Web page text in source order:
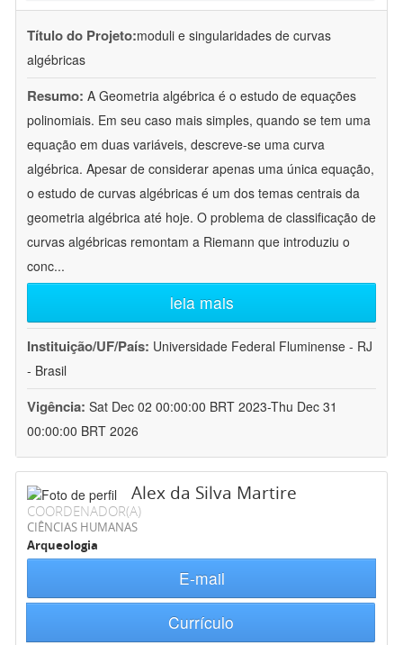
Título do Projeto:moduli e singularidades de curvas
algébricas
Resumo: A Geometria algébrica é o estudo de equações
polinomiais. Em seu caso mais simples, quando se tem uma
equação em duas variáveis, descreve-se uma curva
algébrica. Apesar de considerar apenas uma única equação,
o estudo de curvas algébricas é um dos temas centrais da
geometria algébrica até hoje. O problema de classificação de
curvas algébricas remontam a Riemann que introduziu o
conc...
leia mais
Instituição/UF/País: Universidade Federal Fluminense - RJ
- Brasil
Vigência: Sat Dec 02 00:00:00 BRT 2023-Thu Dec 31
00:00:00 BRT 2026
Alex da Silva Martire
COORDENADOR(A)
CIÊNCIAS HUMANAS
Arqueologia
E-mail
Currículo